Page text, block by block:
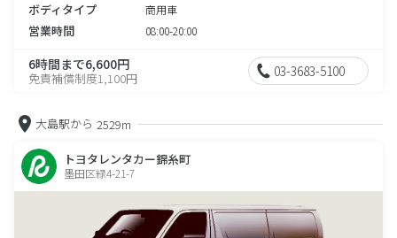
ボディタイプ 商用車
営業時間 08:00-20:00
6時間まで6,600円
免責補償制度1,100円 03-3683-5100
大島駅から 2529m
トヨタレンタカー錦糸町
墨田区緑4-21-7